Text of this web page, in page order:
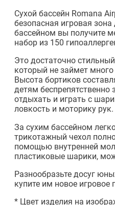
Сухой бассейн Romana
безопасная игровая
бассейном вы получите
набор из 150
Это достаточно
который не займет
Высота бортиков
детям беспрепятственно
отдыхать и играть с
ловкость и моторику рук.
За сухим бассейном
трикотажный чехол
помощью внутренней
пластиковые шарики,
Разнообразьте досуг
купите им новое игровое
* Цвет изделия на